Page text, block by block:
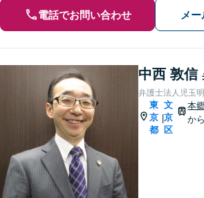
電話でお問い合わせ メ
中西 敦信
弁護士法人児玉
東
京
都
|
文
京
区
本
か